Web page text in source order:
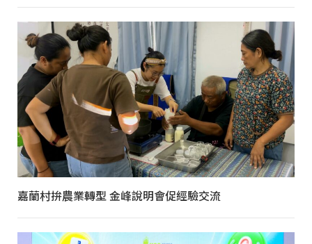
嘉蘭村拚農業轉型 金峰說明會促經驗交流